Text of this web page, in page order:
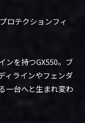
ロテクションフィ
ンを持つGX550。ブ
ィラインやフェンダ
一台へと生まれ変わ